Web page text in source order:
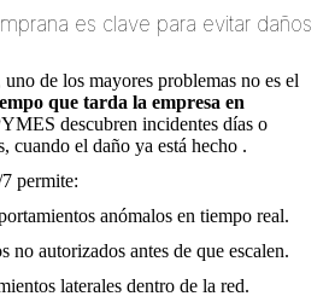
es clave para evitar daños
de los mayores problemas no es el
que tarda la empresa en
descubren incidentes días o
cuando el daño ya está hecho .
permite:
anómalos en tiempo real.
no autorizados antes de que escalen.
laterales dentro de la red.